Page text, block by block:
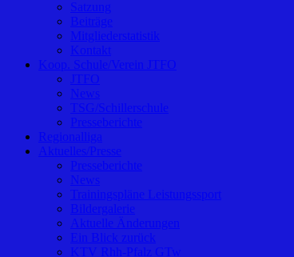
Satzung
Beiträge
Mitgliederstatistik
Kontakt
Koop. Schule/Verein JTFO
JTFO
News
TSG/Schillerschule
Presseberichte
Regionalliga
Aktuelles/Presse
Presseberichte
News
Trainingspläne Leistungssport
Bildergalerie
Aktuelle Änderungen
Ein Blick zurück
KTV Rhh-Pfalz GTw